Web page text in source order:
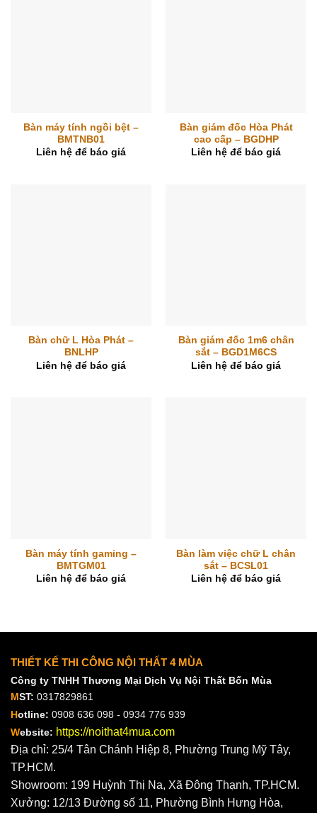
Bàn máy tính ngồi bệt –
BMTNB01
Liên hệ để báo giá
Bàn giám đốc Hòa Phát
cao cấp – BGDHP
Liên hệ để báo giá
Bàn chữ L Hòa Phát –
BNLHP
Liên hệ để báo giá
Bàn giám đốc 1m6 chân
sắt – BGD1M6CS
Liên hệ để báo giá
Bàn máy tính gaming –
BMTGM01
Liên hệ để báo giá
Bàn làm việc chữ L chân
sắt – BCSL01
Liên hệ để báo giá
THIẾT KẾ THI CÔNG NỘI THẤT 4 MÙA
Công ty TNHH Thương Mại Dịch Vụ Nội Thất Bốn Mùa
MST: 0317829861
Hotline: 0908 636 098 - 0934 776 939
Website: https://noithat4mua.com
Địa chỉ: 25/4 Tân Chánh Hiệp 8, Phường Trung Mỹ Tây,
TP.HCM.
Showroom: 199 Huỳnh Thị Na, Xã Đông Thạnh, TP.HCM.
Xưởng: 12/13 Đường số 11, Phường Bình Hưng Hòa,